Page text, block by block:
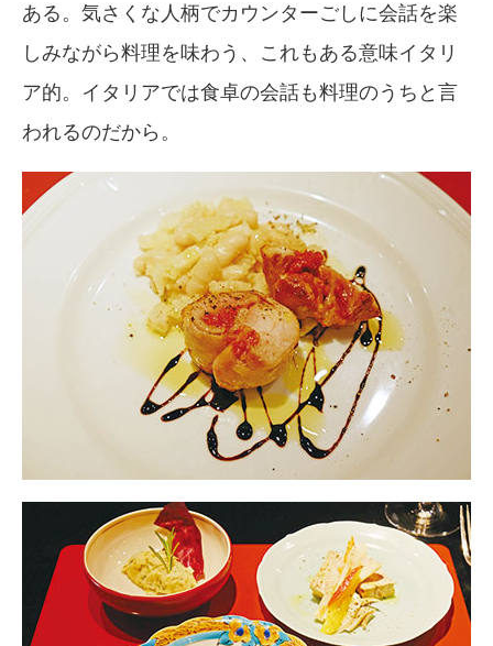
ある。気さくな人柄でカウンターごしに会話を楽
しみながら料理を味わう、これもある意味イタリ
ア的。イタリアでは食卓の会話も料理のうちと言
われるのだから。